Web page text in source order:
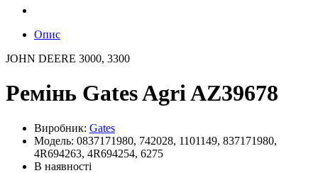
Опис
JOHN DEERE 3000, 3300
Ремінь Gates Agri AZ39678
Виробник: Gates
Модель: 0837171980, 742028, 1101149, 837171980,
4R694263, 4R694254, 6275
В наявності